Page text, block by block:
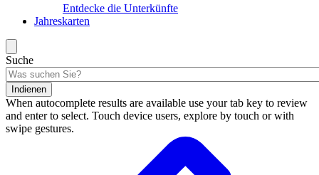
Entdecke die Unterkünfte
Jahreskarten
Suche
Indienen
When autocomplete results are available use your tab key to review
and enter to select. Touch device users, explore by touch or with
swipe gestures.